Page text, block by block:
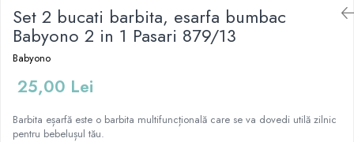
Olite antiderapante muzicale
Olite antiderapante simple
Olite muzicale
Olite simple
Olite tip scaunel simple
Set 2 bucati barbita, esarfa bumbac
Babyono 2 in 1 Pasari 879/13
Babyono
25,00 Lei
Barbita eșarfă este o barbita multifuncțională care se va dovedi utilă zilnic
pentru bebelușul tău.